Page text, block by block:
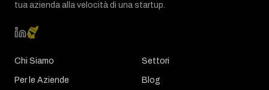
tua azienda alla velocità di una startup.
Chi Siamo
Per le Aziende
Settori
Blog